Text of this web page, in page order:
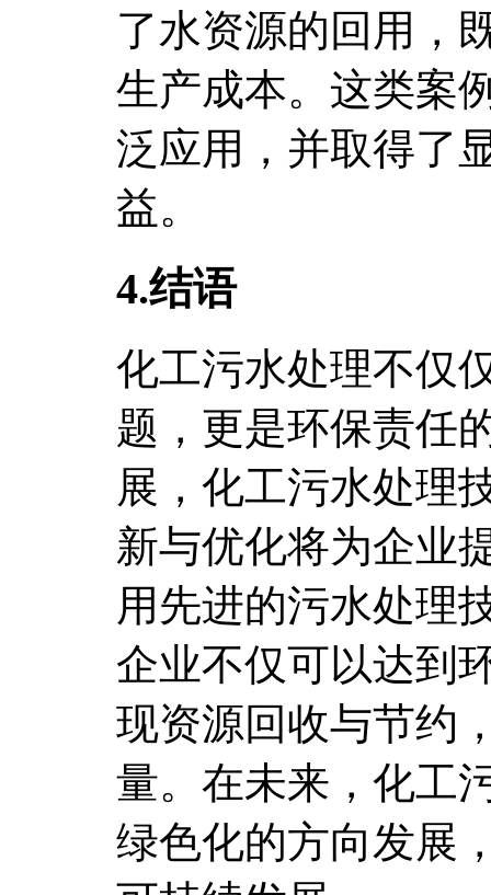
了水资源的回用，
生产成本。这类案
泛应用，并取得了
益。
4.结语
化工污水处理不仅
题，更是环保责任
展，化工污水处理
新与优化将为企业
用先进的污水处理
企业不仅可以达到
现资源回收与节约
量。在未来，化工
绿色化的方向发展